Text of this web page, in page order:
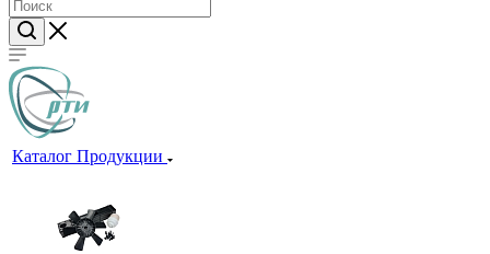
Каталог Продукции